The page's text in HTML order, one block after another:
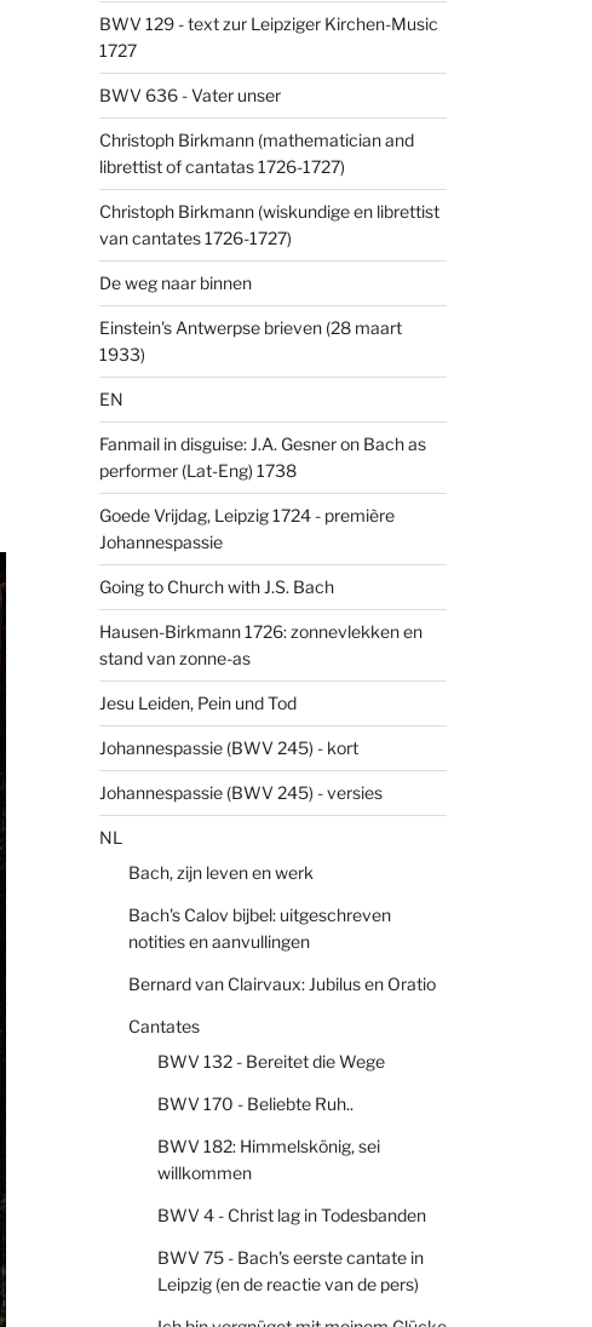
BWV 129 - text zur Leipziger Kirchen-Music
1727
BWV 636 - Vater unser
Christoph Birkmann (mathematician and
librettist of cantatas 1726-1727)
Christoph Birkmann (wiskundige en librettist
van cantates 1726-1727)
De weg naar binnen
Einstein's Antwerpse brieven (28 maart
1933)
EN
Fanmail in disguise: J.A. Gesner on Bach as
performer (Lat-Eng) 1738
Goede Vrijdag, Leipzig 1724 - première
Johannespassie
Going to Church with J.S. Bach
Hausen-Birkmann 1726: zonnevlekken en
stand van zonne-as
Jesu Leiden, Pein und Tod
Johannespassie (BWV 245) - kort
Johannespassie (BWV 245) - versies
NL
Bach, zijn leven en werk
Bach's Calov bijbel: uitgeschreven
notities en aanvullingen
Bernard van Clairvaux: Jubilus en Oratio
Cantates
BWV 132 - Bereitet die Wege
BWV 170 - Beliebte Ruh..
BWV 182: Himmelskönig, sei
willkommen
BWV 4 - Christ lag in Todesbanden
BWV 75 - Bach's eerste cantate in
Leipzig (en de reactie van de pers)